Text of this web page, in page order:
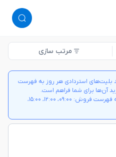
مرتب سازی
بلیت‌های استردادی هر روز به فهرست
آن‌ها برای شما فراهم است.
ساعت‌های افزوده شدن بلیت‌ها به فهرست فروش: ۰۹:۰۰، ۱۲:۰۰، ۱۵:۰۰،